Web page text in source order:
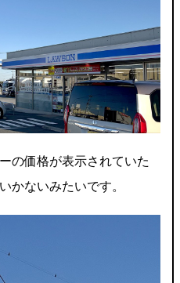
の価格が表示されていた
かないみたいです。